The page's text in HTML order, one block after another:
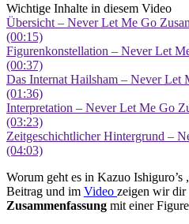
Wichtige Inhalte in diesem Video
Übersicht – Never Let Me Go
(00:15)
Figurenkonstellation – Never Let
(00:37)
Das Internat Hailsham – Never Let
(01:36)
Interpretation – Never Let Me Go
(03:23)
Zeitgeschichtlicher Hintergrund –
(04:03)
Worum geht es in Kazuo
Beitrag und im Video zeigen wir dir
Zusammenfassung mit einer